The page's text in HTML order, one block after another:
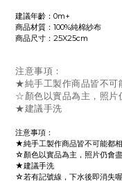
建議年齡：0m+
商品材質：100%純棉紗布
商品尺寸：25X25cm
注意事項：
★純手工製作商品皆不可
☆顏色以實品為主，照片
★建議手洗
注意事項：
★純手工製作商品皆不可能都
☆顏色以實品為主，照片仍會
★建議手洗
☆若有記號線，下水後即消失喔